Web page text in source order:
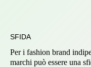
SFIDA
Per i fashion brand
marchi può essere una